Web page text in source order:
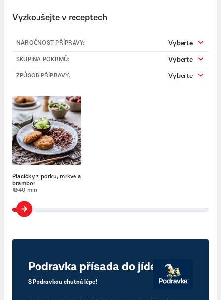
Vyzkoušejte v receptech
NÁROČNOST PŘÍPRAVY: Vyberte
SKUPINA POKRMŮ: Vyberte
ZPŮSOB PŘÍPRAVY: Vyberte
Placičky z pórku, mrkve a
brambor
40 min
Podravka přísada do jídel
S Podravkou chutná lépe!